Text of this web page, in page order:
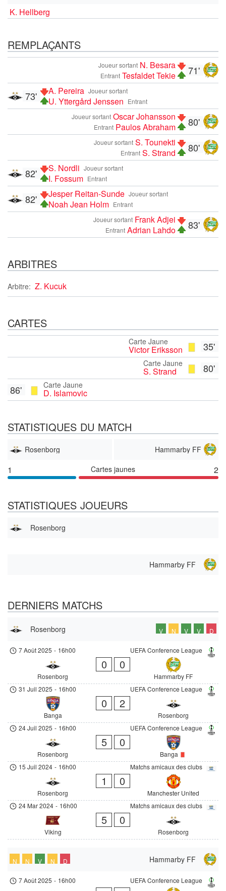
K. Hellberg
REMPLAÇANTS
71'
Joueur sortant N. Besara
Entrant Tesfaldet Tekie
Joueur sortant
A. Pereira
Entrant
U. Yttergård Jenssen
73'
80'
Joueur sortant Oscar Johansson
Entrant Paulos Abraham
80'
Joueur sortant S. Tounekti
Entrant S. Strand
Joueur sortant
S. Nordli
Entrant
I. Fossum
82'
Joueur sortant
Jesper Reitan-Sunde
Entrant
Noah Jean Holm
82'
83'
Joueur sortant Frank Adjei
Entrant Adrian Lahdo
ARBITRES
Arbitre: Z. Kucuk
CARTES
35'
Carte Jaune
Victor Eriksson
80'
Carte Jaune
S. Strand
Carte Jaune
D. Islamovic
86'
STATISTIQUES DU MATCH
Rosenborg Hammarby FF
1 Cartes jaunes 2
STATISTIQUES JOUEURS
Rosenborg
Hammarby FF
DERNIERS MATCHS
Rosenborg V N V V D
UEFA Conference League
7 Août 2025 - 16h00
Rosenborg
0 0
Hammarby FF
UEFA Conference League
31 Juil 2025 - 16h00
Banga
0 2
Rosenborg
UEFA Conference League
24 Juil 2025 - 16h00
Rosenborg
5 0
Banga
Matchs amicaux des clubs
15 Juil 2024 - 16h00
Rosenborg
1 0
Manchester United
Matchs amicaux des clubs
24 Mar 2024 - 16h00
Viking
5 0
Rosenborg
Hammarby FF
N N V N D
UEFA Conference League
7 Août 2025 - 16h00